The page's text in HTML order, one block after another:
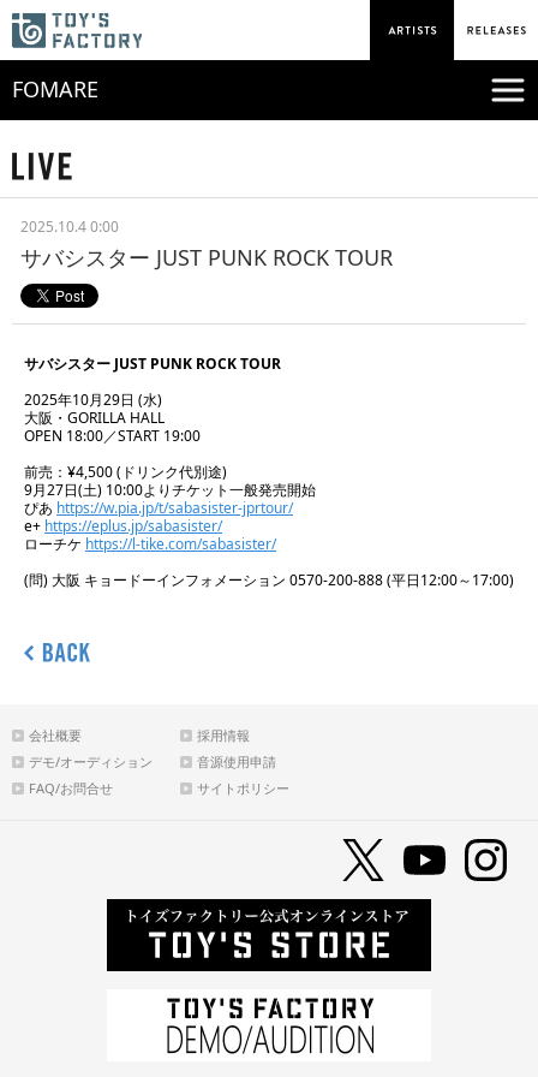
FOMARE
2025.10.4 0:00
サバシスター JUST PUNK ROCK TOUR
サバシスター JUST PUNK ROCK TOUR
2025年10月29日 (水)
大阪・GORILLA HALL
OPEN 18:00／START 19:00
前売：¥4,500 (ドリンク代別途)
9月27日(土) 10:00よりチケット一般発売開始
ぴあ https://w.pia.jp/t/sabasister-jprtour/
e+ https://eplus.jp/sabasister/
ローチケ https://l-tike.com/sabasister/
(問) 大阪 キョードーインフォメーション 0570-200-888 (平日12:00～17:00)
会社概要
採用情報
デモ/オーディション
音源使用申請
FAQ/お問合せ
サイトポリシー